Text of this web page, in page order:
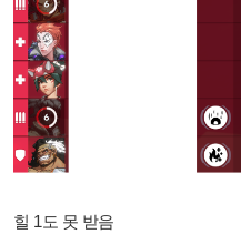
힐 1도 못 받음